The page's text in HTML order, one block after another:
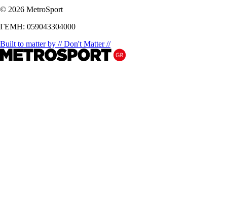
© 2026 MetroSport
ΓΕΜΗ: 059043304000
Built to matter by // Don't Matter //